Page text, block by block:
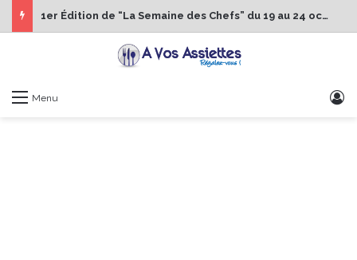
1er Édition de “La Semaine des Chefs” du 19 au 24 octobre 2026
Menu